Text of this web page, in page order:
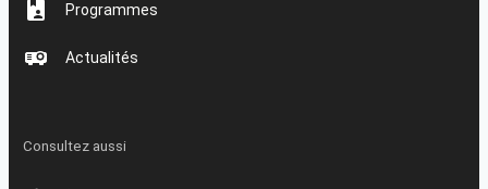
Programmes
Actualités
Consultez aussi